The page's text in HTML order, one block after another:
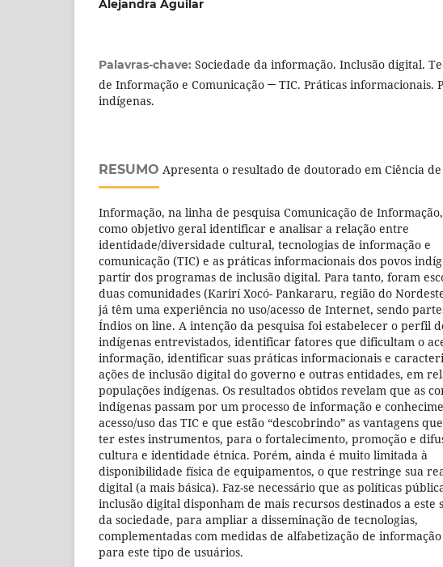
Alejandra Aguilar
Palavras-chave: Sociedade da informação. Inclusão digital.
de Informação e Comunicação ─ TIC. Práticas informacionais.
indígenas.
RESUMO Apresenta o resultado de doutorado em Ciência de
Informação, na linha de pesquisa Comunicação de
como objetivo geral identificar e analisar a relação entre
identidade/diversidade cultural, tecnologias de informação e
comunicação (TIC) e as práticas informacionais dos povos
partir dos programas de inclusão digital. Para tanto, foram
duas comunidades (Karirí Xocó- Pankararu, região do
já têm uma experiência no uso/acesso de Internet, sendo
Índios on line. A intenção da pesquisa foi estabelecer o perfil
indígenas entrevistados, identificar fatores que dificultam o
informação, identificar suas práticas informacionais e
ações de inclusão digital do governo e outras entidades, em
populações indígenas. Os resultados obtidos revelam que as
indígenas passam por um processo de informação e
acesso/uso das TIC e que estão “descobrindo” as vantagens
ter estes instrumentos, para o fortalecimento, promoção e
cultura e identidade étnica. Porém, ainda é muito limitada à
disponibilidade física de equipamentos, o que restringe sua
digital (a mais básica). Faz-se necessário que as políticas
inclusão digital disponham de mais recursos destinados a este
da sociedade, para ampliar a disseminação de tecnologias,
complementadas com medidas de alfabetização de
para este tipo de usuários.